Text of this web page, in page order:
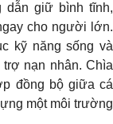
dẫn giữ bình tĩnh,
cho người lớn.
kỹ năng sống và
nạn nhân. Chìa
đồng bộ giữa cá
một môi trường